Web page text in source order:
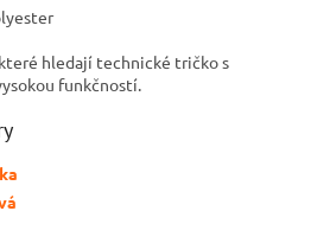
hledají technické tričko s
funkčností.